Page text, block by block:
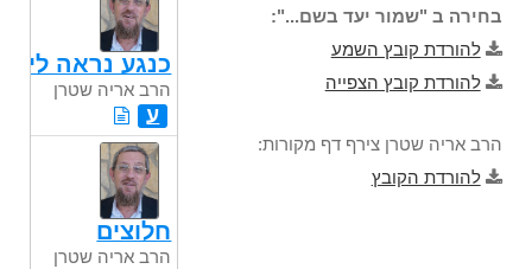
בחירה ב "שמור יעד בשם...":
להורדת קובץ השמע
להורדת קובץ הצפייה
הרב אריה שטרן צירף דף מקורות:
להורדת הקובץ
כנגע נראה לי
הרב אריה שטרן
ע
חלוצים
הרב אריה שטרן